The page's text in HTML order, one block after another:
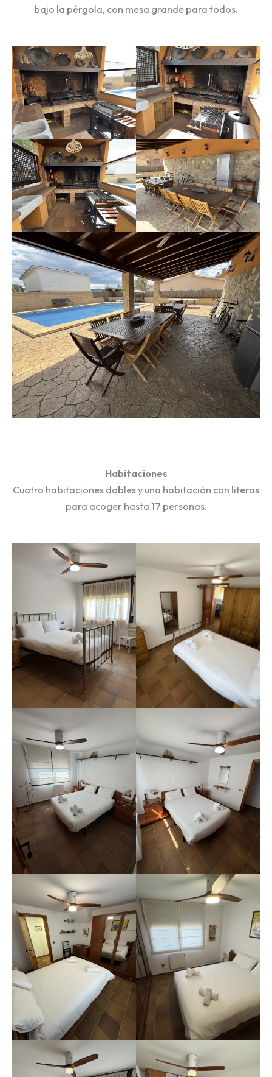
bajo la pérgola, con mesa grande para todos.
Habitaciones
Cuatro habitaciones dobles y una habitación con literas
para acoger hasta 17 personas.